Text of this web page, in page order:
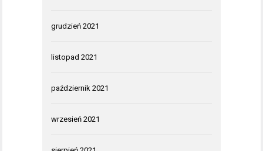
grudzień 2021
listopad 2021
październik 2021
wrzesień 2021